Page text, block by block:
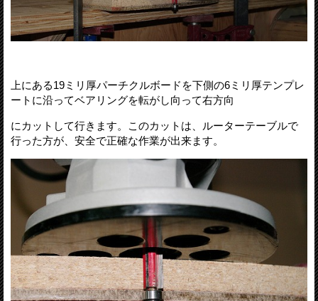
上にある19ミリ厚パーチクルボードを下側の6ミリ厚テンプレ
ートに沿ってベアリングを転がし向って右方向
にカットして行きます。このカットは、ルーターテーブルで
行った方が、安全で正確な作業が出来ます。